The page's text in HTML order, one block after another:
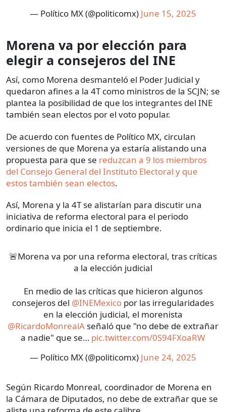
— Político MX (@politicomx) June 15, 2025
Morena va por elección para
elegir a consejeros del INE
Así, como Morena desmanteló el Poder Judicial y
quedaron afines a la 4T como ministros de la SCJN; se
plantea la posibilidad de que los integrantes del INE
también sean electos por el voto popular.
De acuerdo con fuentes de Político MX, circulan
versiones de que Morena ya estaría alistando una
propuesta para que se reduzcan a 9 los miembros
del Consejo General del Instituto Electoral y que
estos también sean electos.
Así, Morena y la 4T se alistarían para discutir una
iniciativa de reforma electoral para el periodo
ordinario que inicia el 1 de septiembre.
🚨Morena va por una reforma electoral, tras críticas
a la elección judicial
En medio de las críticas que hicieron algunos
consejeros del @INEMexico por las irregularidades
en la elección judicial, el morenista
@RicardoMonrealA señaló que "no debe de extrañar
a nadie" que se… pic.twitter.com/0S94FXoaRW
— Político MX (@politicomx) June 24, 2025
Según Ricardo Monreal, coordinador de Morena en
la Cámara de Diputados, no debe de extrañar que se